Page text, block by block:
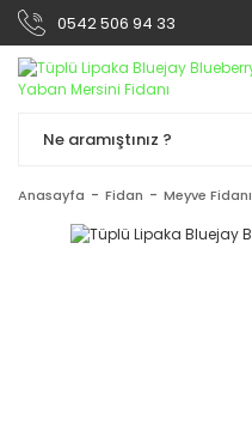
0542 506 94 33
Anasayfa Fidan Meyve Fidanı